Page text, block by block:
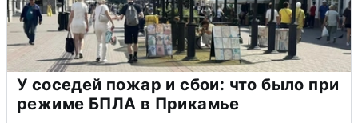
У соседей пожар и сбои: что было при
режиме БПЛА в Прикамье